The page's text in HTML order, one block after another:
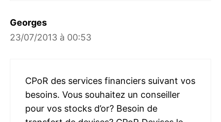
Georges
23/07/2013 à 00:53
CPoR des services financiers suivant vos
besoins. Vous souhaitez un conseiller
pour vos stocks d’or? Besoin de